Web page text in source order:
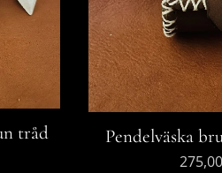
tråd Pendelväska
275,00